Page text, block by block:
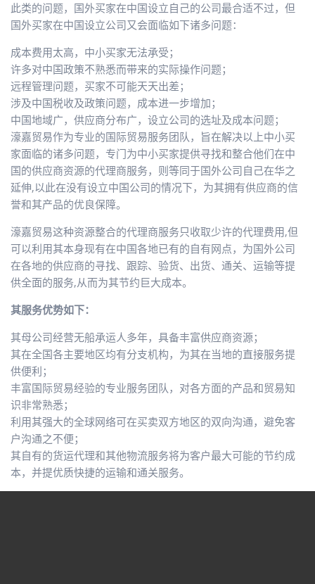
此类的问题，国外买家在中国设立自己的公司最合适不过，但
国外买家在中国设立公司又会面临如下诸多问题：
成本费用太高，中小买家无法承受；
许多对中国政策不熟悉而带来的实际操作问题；
远程管理问题，买家不可能天天出差；
涉及中国税收及政策问题，成本进一步增加；
中国地域广，供应商分布广，设立公司的选址及成本问题；
濠嘉贸易作为专业的国际贸易服务团队，旨在解决以上中小买
家面临的诸多问题，专门为中小买家提供寻找和整合他们在中
国的供应商资源的代理商服务，则等同于国外公司自己在华之
延伸,以此在没有设立中国公司的情况下，为其拥有供应商的信
誉和其产品的优良保障。
濠嘉贸易这种资源整合的代理商服务只收取少许的代理费用,但
可以利用其本身现有在中国各地已有的自有网点，为国外公司
在各地的供应商的寻找、跟踪、验货、出货、通关、运输等提
供全面的服务,从而为其节约巨大成本。
其服务优势如下：
其母公司经营无船承运人多年，具备丰富供应商资源；
其在全国各主要地区均有分支机构，为其在当地的直接服务提
供便利；
丰富国际贸易经验的专业服务团队，对各方面的产品和贸易知
识非常熟悉；
利用其强大的全球网络可在买卖双方地区的双向沟通，避免客
户沟通之不便；
其自有的货运代理和其他物流服务将为客户最大可能的节约成
本，并提优质快捷的运输和通关服务。